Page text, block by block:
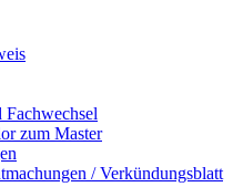
Fachwechsel
zum Master
/ Verkündungsblatt